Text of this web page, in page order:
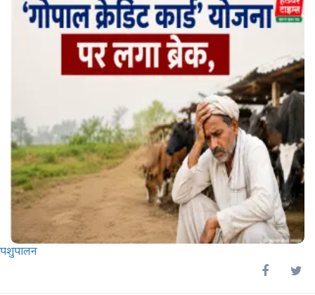
पशुपालन